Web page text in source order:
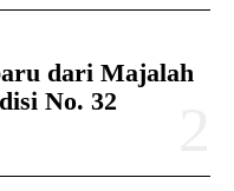
dari Majalah
No. 32